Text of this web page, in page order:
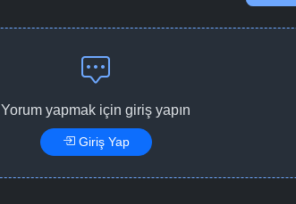
Yorum yapmak için giriş yapın
Giriş Yap